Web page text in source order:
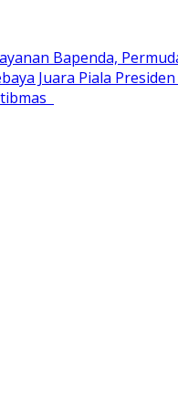
Bapenda,
Juara Piala